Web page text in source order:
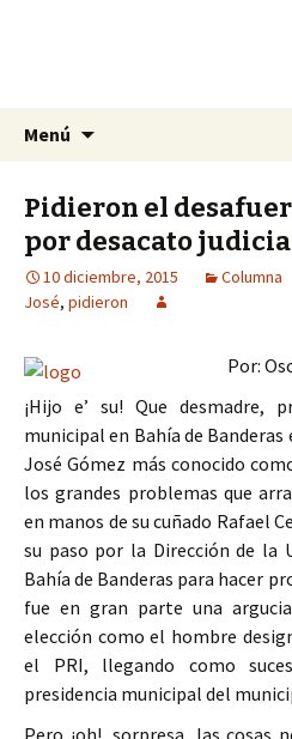
La Yunta de
La nueva opción en
Menú
Pidieron el
por desacato
10 diciembre, 2015 Columna
José, pidieron
Por:
¡Hijo e’ su! Que desmadre,
municipal en Bahía de
José Gómez más conocido
los grandes problemas que
en manos de su cuñado Rafael
su paso por la Dirección de la
Bahía de Banderas para hacer
fue en gran parte una
elección como el hombre
el PRI, llegando como
presidencia municipal del
Pero ¡oh!, sorpresa, las cosas